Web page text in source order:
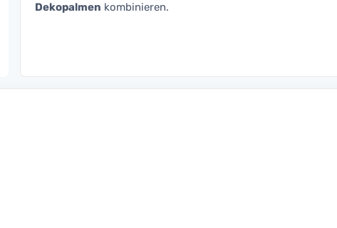
Dekopalmen kombinieren.